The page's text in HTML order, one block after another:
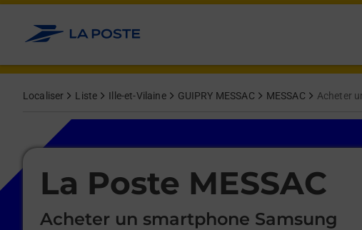
Allez au contenu
Localiser Liste Ille-et-Vilaine GUIPRY MESSAC MESSAC Acheter
La Poste MESSAC
Acheter un smartphone Samsung
Le lien s'ouvre dans un nouvel onglet
Le lien s'ouvre dans un nouvel onglet
Afficher ou masquer la réponse
Afficher ou masquer la réponse
Afficher ou masquer la réponse
Afficher ou masquer la réponse
Afficher ou masquer la réponse
Afficher ou masquer la réponse